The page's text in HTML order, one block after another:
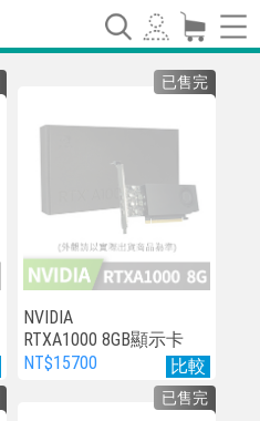
比較
NVIDIA
RTXA1000 8GB顯示卡
NT$15700
已售完
已售完